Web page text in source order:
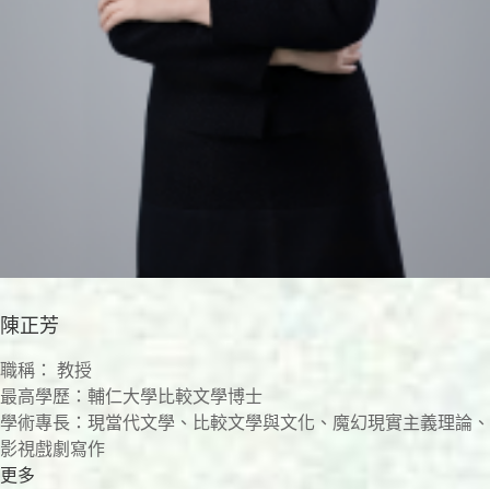
陳正芳
職稱： 教授
最高學歷：輔仁大學比較文學博士
學術專長：現當代文學、比較文學與文化、魔幻現實主義理論、
影視戲劇寫作
更多